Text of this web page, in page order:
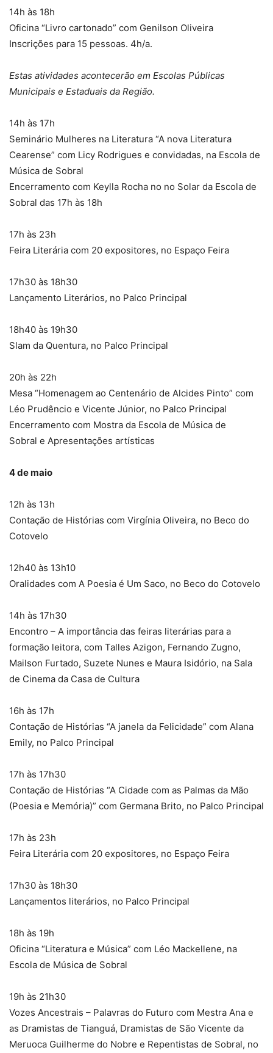
14h às 18h
Oficina “Livro cartonado” com Genilson Oliveira
Inscrições para 15 pessoas. 4h/a.
Estas atividades acontecerão em Escolas Públicas
Municipais e Estaduais da Região.
14h às 17h
Seminário Mulheres na Literatura “A nova Literatura
Cearense” com Licy Rodrigues e convidadas, na Escola de
Música de Sobral
Encerramento com Keylla Rocha no no Solar da Escola de
Sobral das 17h às 18h
17h às 23h
Feira Literária com 20 expositores, no Espaço Feira
17h30 às 18h30
Lançamento Literários, no Palco Principal
18h40 às 19h30
Slam da Quentura, no Palco Principal
20h às 22h
Mesa “Homenagem ao Centenário de Alcides Pinto” com
Léo Prudêncio e Vicente Júnior, no Palco Principal
Encerramento com Mostra da Escola de Música de
Sobral e Apresentações artísticas
4 de maio
12h às 13h
Contação de Histórias com Virgínia Oliveira, no Beco do
Cotovelo
12h40 às 13h10
Oralidades com A Poesia é Um Saco, no Beco do Cotovelo
14h às 17h30
Encontro – A importância das feiras literárias para a
formação leitora, com Talles Azigon, Fernando Zugno,
Mailson Furtado, Suzete Nunes e Maura Isidório, na Sala
de Cinema da Casa de Cultura
16h às 17h
Contação de Histórias “A janela da Felicidade” com Alana
Emily, no Palco Principal
17h às 17h30
Contação de Histórias “A Cidade com as Palmas da Mão
(Poesia e Memória)” com Germana Brito, no Palco Principal
17h às 23h
Feira Literária com 20 expositores, no Espaço Feira
17h30 às 18h30
Lançamentos literários, no Palco Principal
18h às 19h
Oficina “Literatura e Música” com Léo Mackellene, na
Escola de Música de Sobral
19h às 21h30
Vozes Ancestrais – Palavras do Futuro com Mestra Ana e
as Dramistas de Tianguá, Dramistas de São Vicente da
Meruoca Guilherme do Nobre e Repentistas de Sobral, no